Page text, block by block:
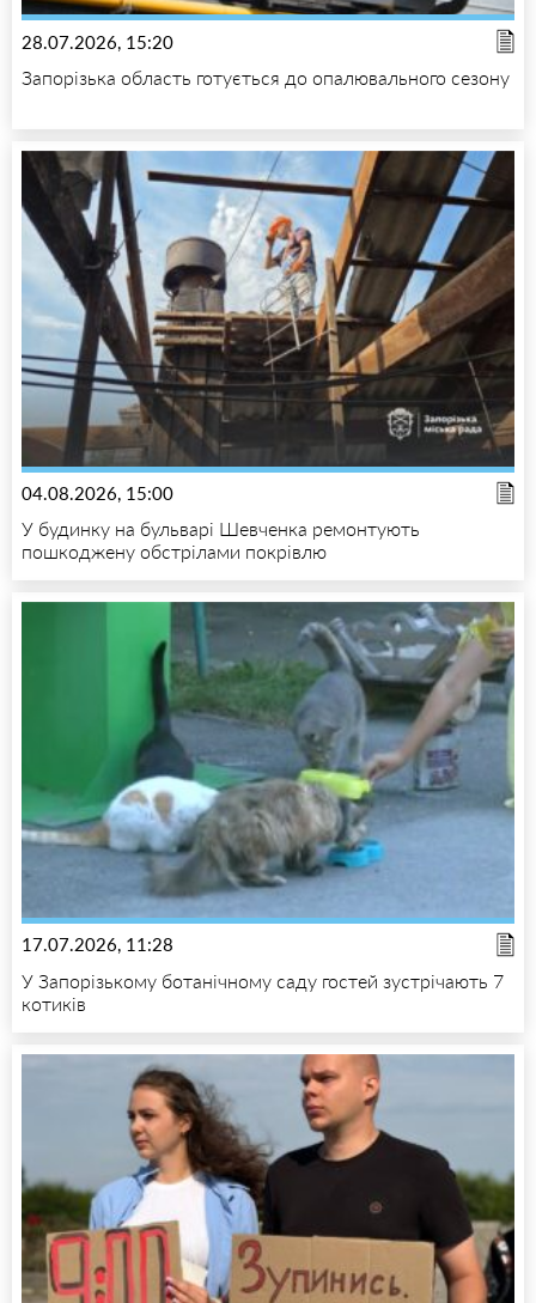
28.07.2026, 15:20
Запорізька область готується до опалювального сезону
04.08.2026, 15:00
У будинку на бульварі Шевченка ремонтують
пошкоджену обстрілами покрівлю
17.07.2026, 11:28
У Запорізькому ботанічному саду гостей зустрічають 7
котиків